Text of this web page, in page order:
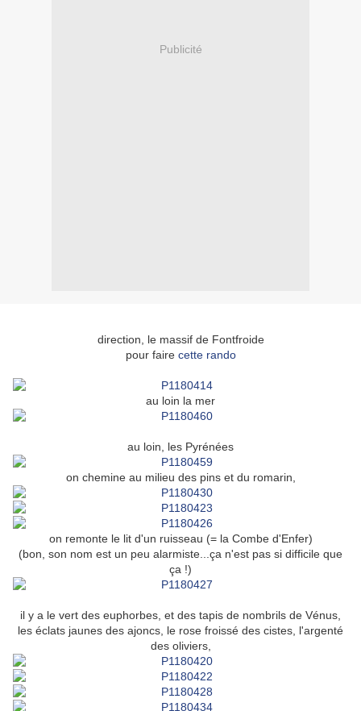
Publicité
direction, le massif de Fontfroide
pour faire cette rando
au loin la mer
au loin, les Pyrénées
on chemine au milieu des pins et du romarin,
on remonte le lit d'un ruisseau (= la Combe d'Enfer)
(bon, son nom est un peu alarmiste...ça n'est pas si difficile que
ça !)
il y a le vert des euphorbes, et des tapis de nombrils de Vénus,
les éclats jaunes des ajoncs, le rose froissé des cistes, l'argenté
des oliviers,